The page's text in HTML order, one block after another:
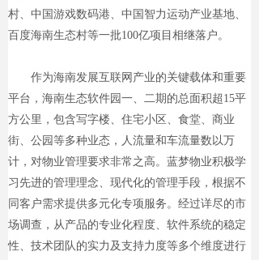
村、中国游戏数码港、中国智力运动产业基地、
百度海南生态村等一批100亿项目相继落户。
作为海南发展互联网产业的关键载体和重要
平台，海南生态软件园一、二期的总面积超15平
方公里，包含写字楼、住宅小区、食堂、商业
街、公园等多种业态，人流量和车流量数以万
计，对物业管理要求非常之高。蓝梦物业积极学
习先进的管理理念、现代化的管理手段，根据不
同客户需求提供多元化专项服务。经过详尽的市
场调查，从产品的专业化程度、软件系统的稳定
性、技术团队的实力及支持力度等多个维度进行